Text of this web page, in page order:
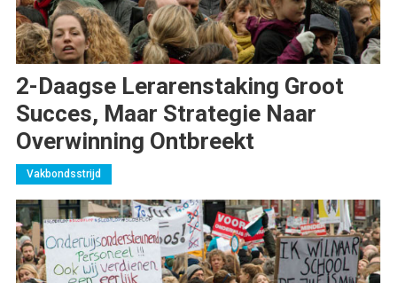
2-Daagse Lerarenstaking Groot
Succes, Maar Strategie Naar
Overwinning Ontbreekt
Vakbondsstrijd